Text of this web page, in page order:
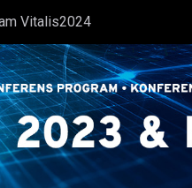
Vitalis2024